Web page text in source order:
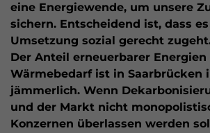
eine Energiewende, um unsere
sichern. Entscheidend ist, dass
Umsetzung sozial gerecht
Der Anteil erneuerbarer Energien
Wärmebedarf ist in Saarbrücken
jämmerlich. Wenn
und der Markt nicht
Konzernen überlassen werden